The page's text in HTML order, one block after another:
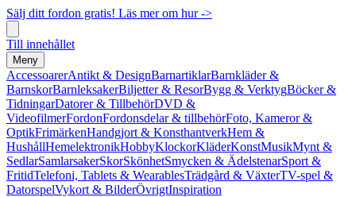
Sälj ditt fordon gratis! Läs mer om hur ->
Till innehållet
Meny
AccessoarerAntikt & DesignBarnartiklarBarnkläder &
BarnskorBarnleksakerBiljetter & ResorBygg & VerktygBöcker &
TidningarDatorer & TillbehörDVD &
VideofilmerFordonFordonsdelar & tillbehörFoto, Kameror &
OptikFrimärkenHandgjort & KonsthantverkHem &
HushållHemelektronikHobbyKlockorKläderKonstMusikMynt &
SedlarSamlarsakerSkorSkönhetSmycken & ÄdelstenarSport &
FritidTelefoni, Tablets & WearablesTrädgård & VäxterTV-spel &
DatorspelVykort & BilderÖvrigtInspiration